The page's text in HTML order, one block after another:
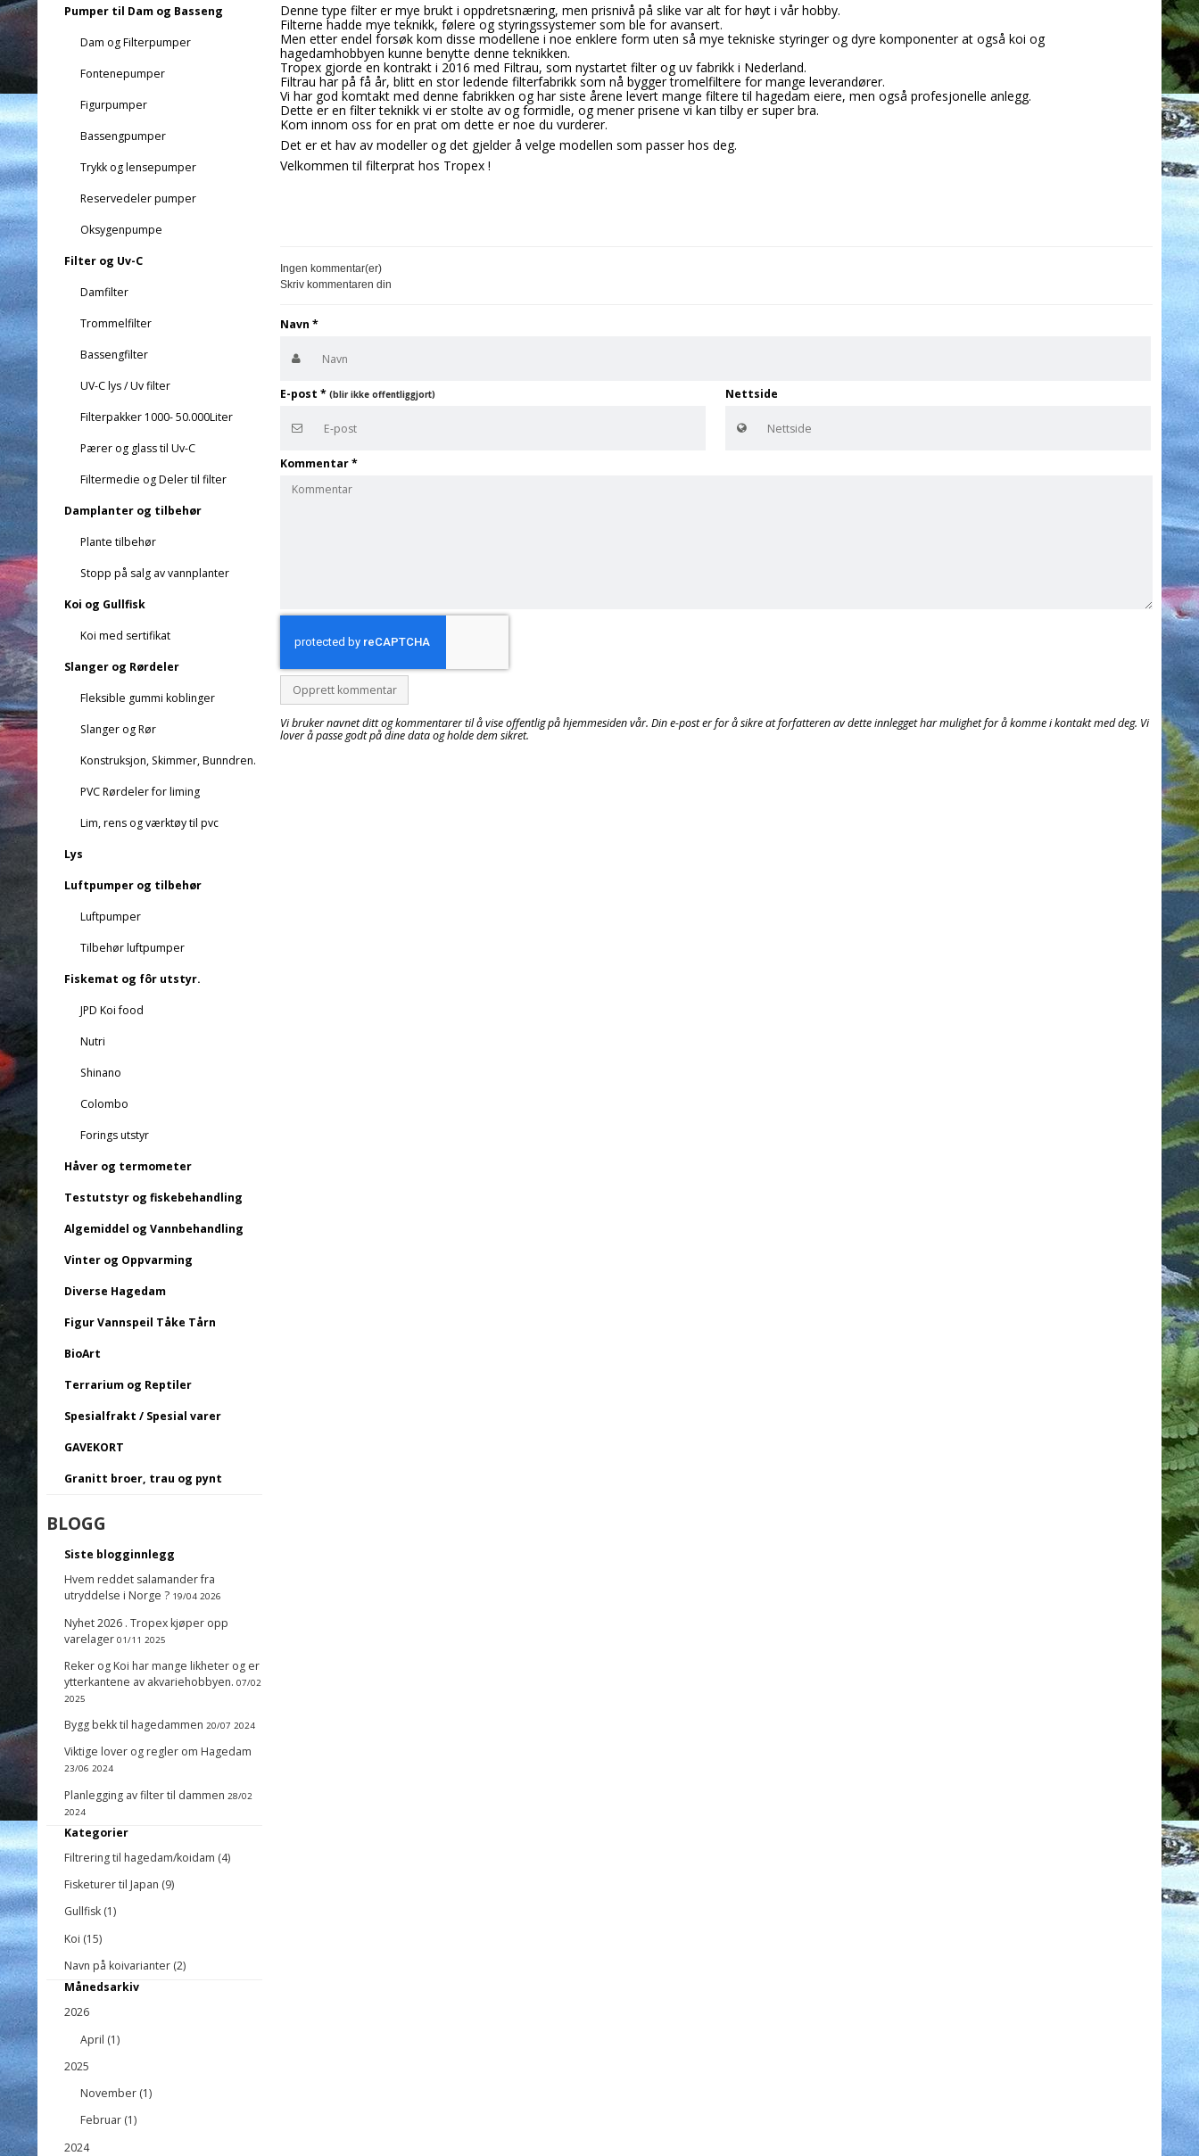
Pumper til Dam og Basseng
Dam og Filterpumper
Fontenepumper
Figurpumper
Bassengpumper
Trykk og lensepumper
Reservedeler pumper
Oksygenpumpe
Filter og Uv-C
Damfilter
Trommelfilter
Bassengfilter
UV-C lys / Uv filter
Filterpakker 1000- 50.000Liter
Pærer og glass til Uv-C
Filtermedie og Deler til filter
Damplanter og tilbehør
Plante tilbehør
Stopp på salg av vannplanter
Koi og Gullfisk
Koi med sertifikat
Slanger og Rørdeler
Fleksible gummi koblinger
Slanger og Rør
Konstruksjon, Skimmer, Bunndren.
PVC Rørdeler for liming
Lim, rens og værktøy til pvc
Lys
Luftpumper og tilbehør
Luftpumper
Tilbehør luftpumper
Fiskemat og fôr utstyr.
JPD Koi food
Nutri
Shinano
Colombo
Forings utstyr
Håver og termometer
Testutstyr og fiskebehandling
Algemiddel og Vannbehandling
Vinter og Oppvarming
Diverse Hagedam
Figur Vannspeil Tåke Tårn
BioArt
Terrarium og Reptiler
Spesialfrakt / Spesial varer
GAVEKORT
Granitt broer, trau og pynt
BLOGG
Siste blogginnlegg
Hvem reddet salamander fra
utryddelse i Norge ? 19/04 2026
Nyhet 2026 . Tropex kjøper opp
varelager 01/11 2025
Reker og Koi har mange likheter og er
ytterkantene av akvariehobbyen. 07/02
2025
Bygg bekk til hagedammen 20/07 2024
Viktige lover og regler om Hagedam
23/06 2024
Planlegging av filter til dammen 28/02
2024
Kategorier
Filtrering til hagedam/koidam (4)
Fisketurer til Japan (9)
Gullfisk (1)
Koi (15)
Navn på koivarianter (2)
Månedsarkiv
2026
April (1)
2025
November (1)
Februar (1)
2024
Denne type filter er mye brukt i oppdretsnæring, men prisnivå på slike var alt for høyt i vår hobby.
Filterne hadde mye teknikk, følere og styringssystemer som ble for avansert.
Men etter endel forsøk kom disse modellene i noe enklere form utenså mye tekniske styringer og dyre komponenter at også koi og
hagedamhobbyen kunne benytte denne teknikken.
Tropex gjorde en kontrakt i 2016 med Filtrau, som nystartet filter og uv fabrikk i Nederland.
Filtrau har på få år, blitt en stor ledende filterfabrikk som nå bygger tromelfiltere for mange leverandører.
Vi har god komtakt med denne fabrikken og har siste årene levert mange filtere til hagedam eiere, men også profesjonelle anlegg.
Dette er en filter teknikk vi er stolte av og formidle, og mener prisene vi kan tilby er super bra.
Kom innom oss for en prat om dette er noe du vurderer.
Det er et hav av modeller og det gjelder å velge modellen som passer hos deg.
Velkommen til filterprat hos Tropex !
Ingen kommentar(er)
Skriv kommentaren din
Navn*
E-post* (blir ikke offentliggjort) Nettside
Kommentar*
Opprett kommentar
Vi bruker navnet ditt og kommentarer til å vise offentlig på hjemmesiden vår. Din e-post er for å sikre at forfatteren av dette innlegget har mulighet for å komme i kontakt med deg. Vi
lover å passe godt på dine data og holde dem sikret.